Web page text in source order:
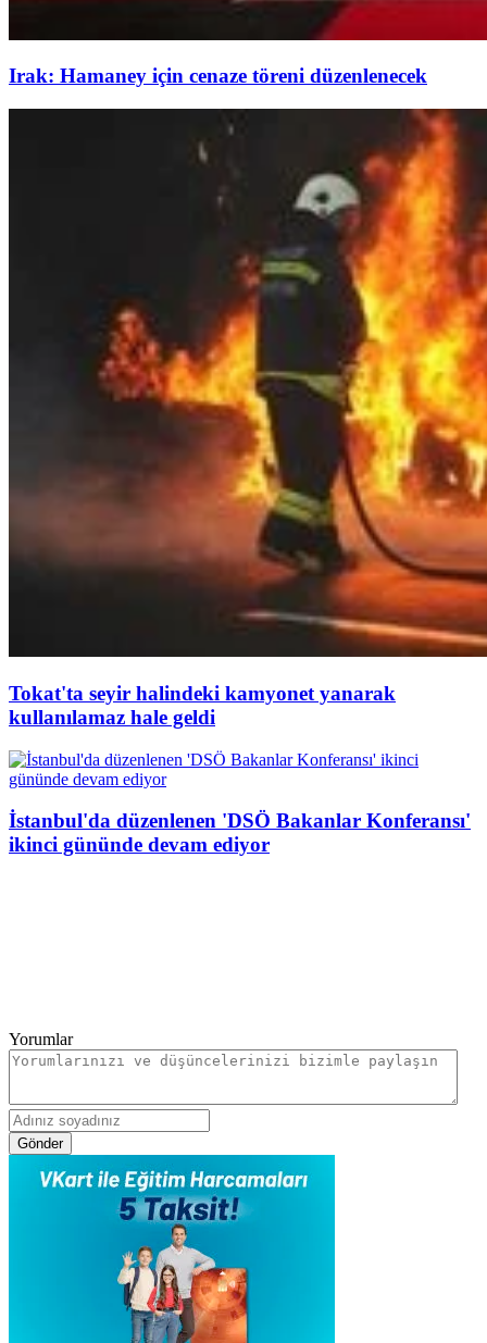
Irak: Hamaney için cenaze töreni düzenlenecek
Tokat'ta seyir halindeki kamyonet yanarak
kullanılamaz hale geldi
İstanbul'da düzenlenen 'DSÖ Bakanlar Konferansı'
ikinci gününde devam ediyor
Yorumlar
Gönder